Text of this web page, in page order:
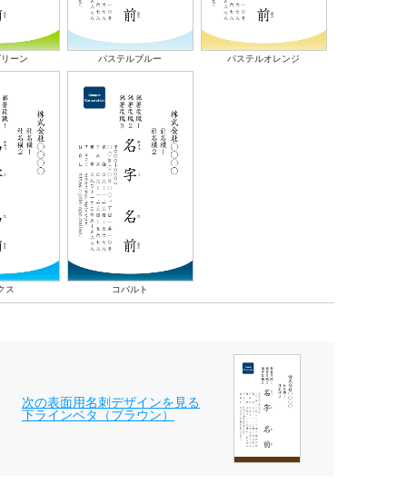
ーン パステルブルー パステルオレンジ
ス コバルト
次の表面用名刺デザインを見る
下ラインベタ（ブラウン）